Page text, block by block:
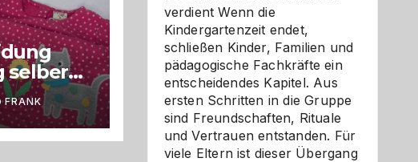
selber
FRANK
verdient Wenn die
Kindergartenzeit endet,
schließen Kinder, Familien und
pädagogische Fachkräfte ein
entscheidendes Kapitel. Aus
ersten Schritten in die Gruppe
sind Freundschaften, Rituale
und Vertrauen entstanden. Für
viele Eltern ist dieser Übergang